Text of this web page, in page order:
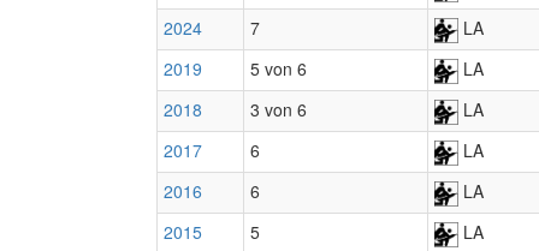
2024
7
LA
2019
5 von 6
LA
2018
3 von 6
LA
2017
6
LA
2016
6
LA
2015
5
LA